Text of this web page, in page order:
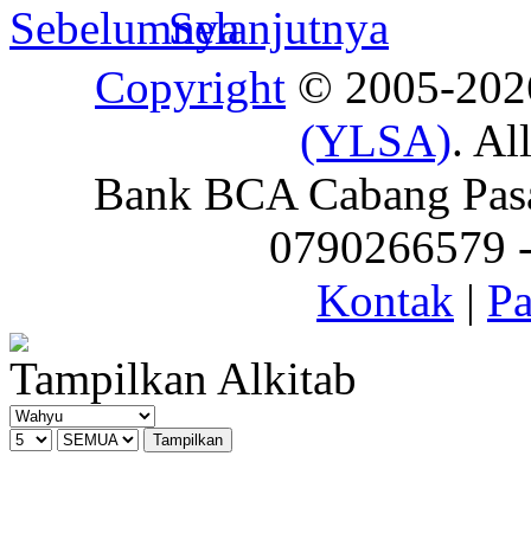
Copyright © 2005-
(YLSA).
Bank BCA Cabang
0790266579
Kontak |
Tampilkan Alkitab